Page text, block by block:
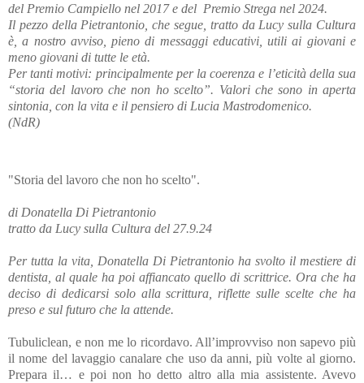
del Premio Campiello nel 2017 e del Premio Strega nel 2024.
Il pezzo della Pietrantonio, che segue, tratto da Lucy sulla Cultura
è, a nostro avviso, pieno di messaggi educativi, utili ai giovani e
meno giovani di tutte le età.
Per tanti motivi: principalmente per la coerenza e l’eticità della sua
“storia del lavoro che non ho scelto”. Valori che sono in aperta
sintonia, con la vita e il pensiero di Lucia Mastrodomenico.
(NdR)
"Storia del lavoro che non ho scelto".
di Donatella Di Pietrantonio
tratto da Lucy sulla Cultura del 27.9.24
Per tutta la vita, Donatella Di Pietrantonio ha svolto il mestiere di
dentista, al quale ha poi affiancato quello di scrittrice. Ora che ha
deciso di dedicarsi solo alla scrittura, riflette sulle scelte che ha
preso e sul futuro che la attende.
Tubuliclean, e non me lo ricordavo. All’improvviso non sapevo più
il nome del lavaggio canalare che uso da anni, più volte al giorno.
Prepara il… e poi non ho detto altro alla mia assistente. Avevo